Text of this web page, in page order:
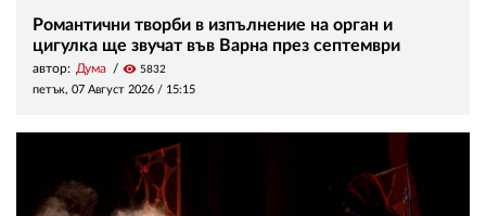
Романтични творби в изпълнение на орган и
цигулка ще звучат във Варна през септември
автор: Дума visibility 5832
петък, 07 Август 2026 / 15:15